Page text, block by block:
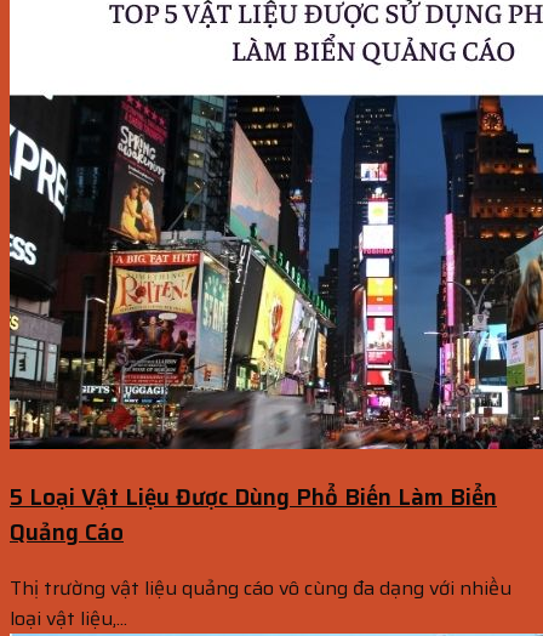
5 Loại Vật Liệu Được Dùng Phổ Biến Làm Biển
Quảng Cáo
Thị trường vật liệu quảng cáo vô cùng đa dạng với nhiều
loại vật liệu,...